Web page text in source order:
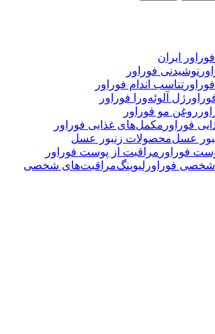
فوراور ایران
نوشیدنی فوراور
تناسب اندام فوراور
ژل آلوئه‌ورا فوراور
روغن مو فوراور
مکمل‌های غذایی فوراور
محصولات زنبور عسل
مراقبت از پوست فوراور
مراقبت‌های شخصی